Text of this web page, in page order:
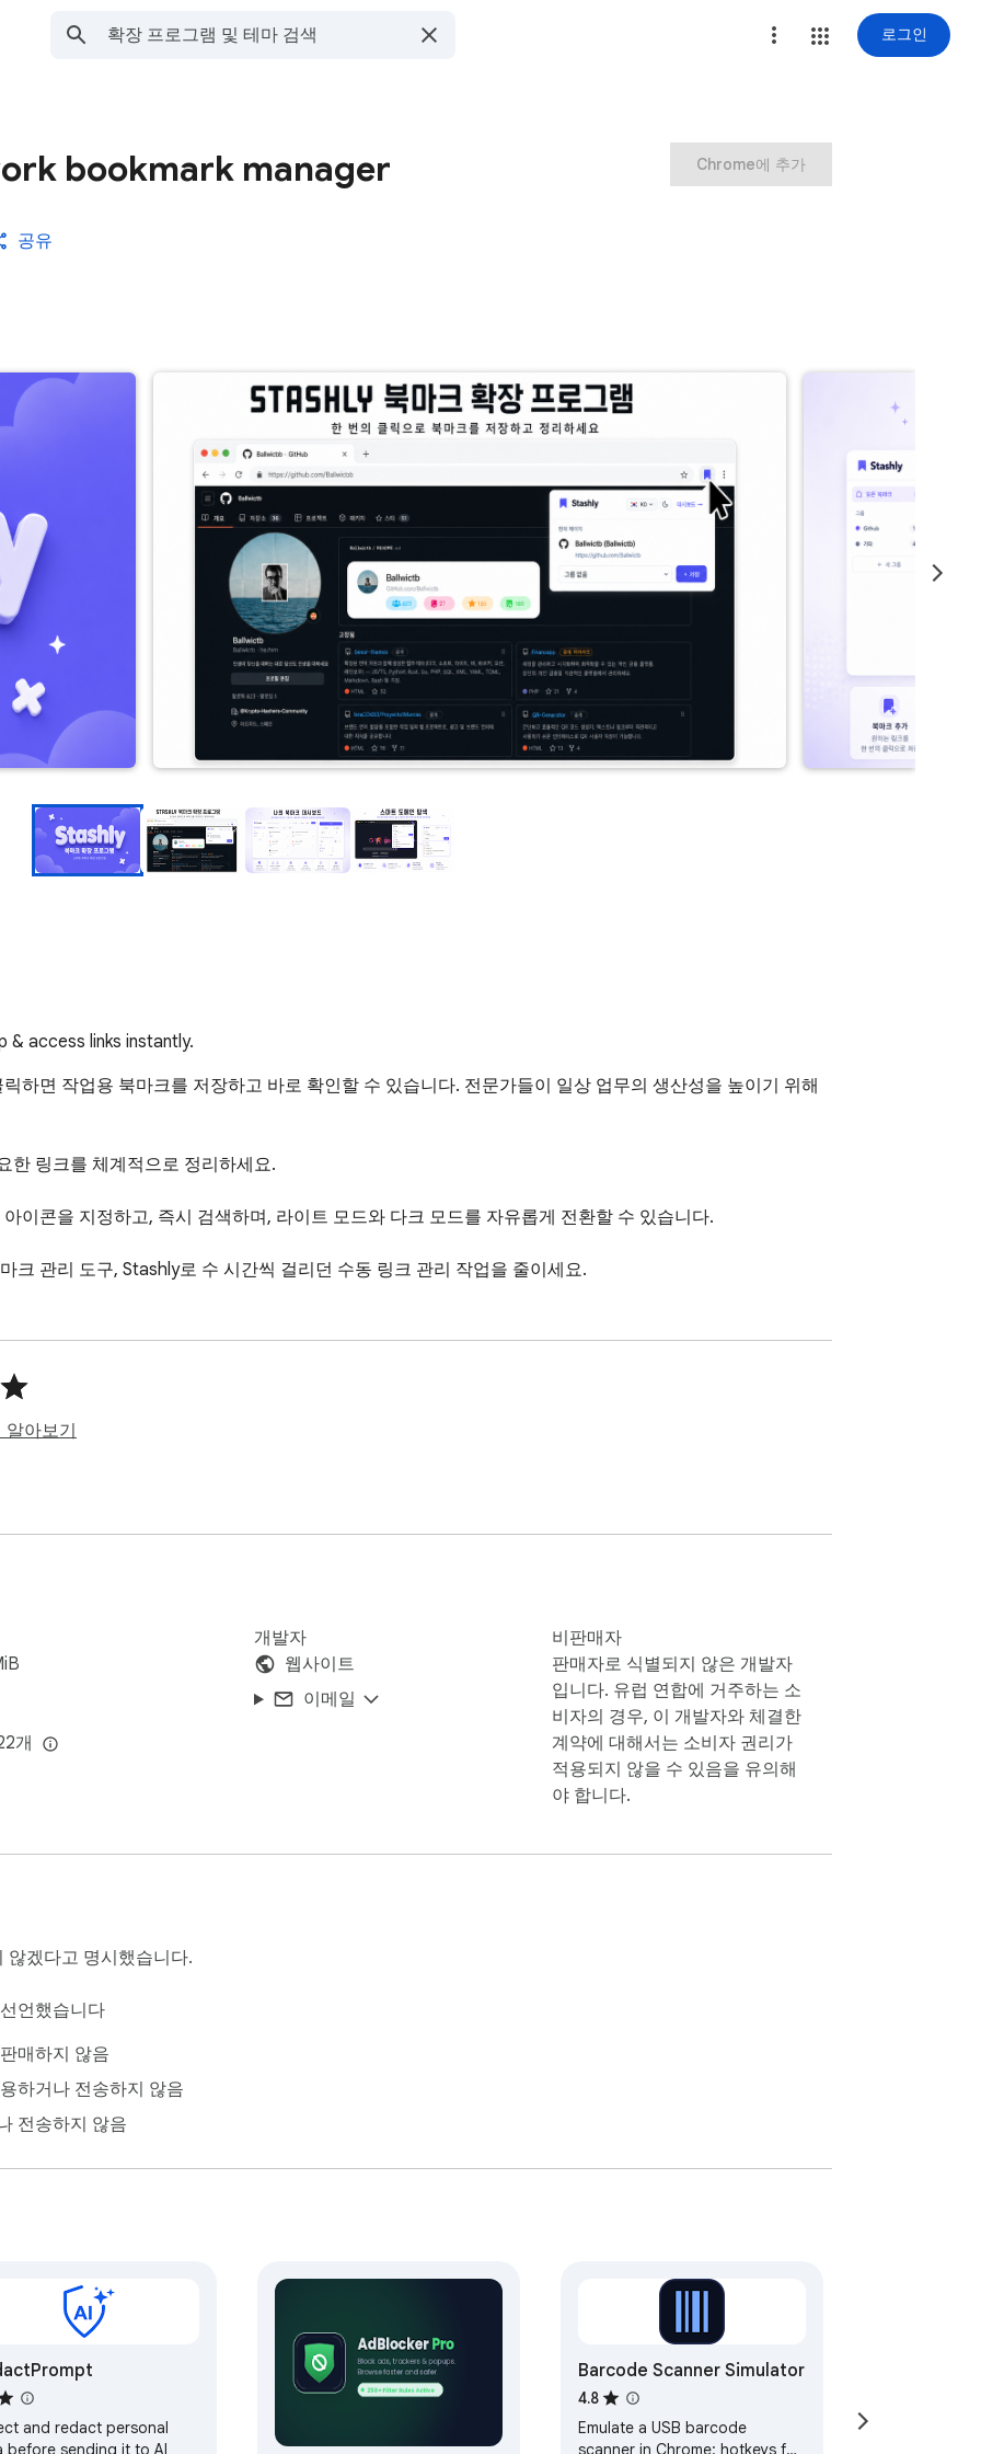
로그인
bookmark manager
공유
Chrome에 추가
access links instantly.
하면 작업용 북마크를 저장하고 바로 확인할 수 있습니다. 전문가들이 일상 업무의 생산성을 높이기 위해
한 링크를 체계적으로 정리하세요.
이콘을 지정하고, 즉시 검색하며, 라이트 모드와 다크 모드를 자유롭게 전환할 수 있습니다.
크 관리 도구, Stashly로 수 시간씩 걸리던 수동 링크 관리 작업을 줄이세요.
알아보기
개
개발자
웹사이트
이메일
비판매자
판매자로 식별되지 않은 개발자
입니다. 유럽 연합에 거주하는 소
비자의 경우, 이 개발자와 체결한
계약에 대해서는 소비자 권리가
적용되지 않을 수 있음을 유의해
야 합니다.
않겠다고 명시했습니다.
언했습니다
매하지 않음
하거나 전송하지 않음
전송하지 않음
and redact personal
Barcode Scanner Simulator
4.8
Emulate a USB barcode